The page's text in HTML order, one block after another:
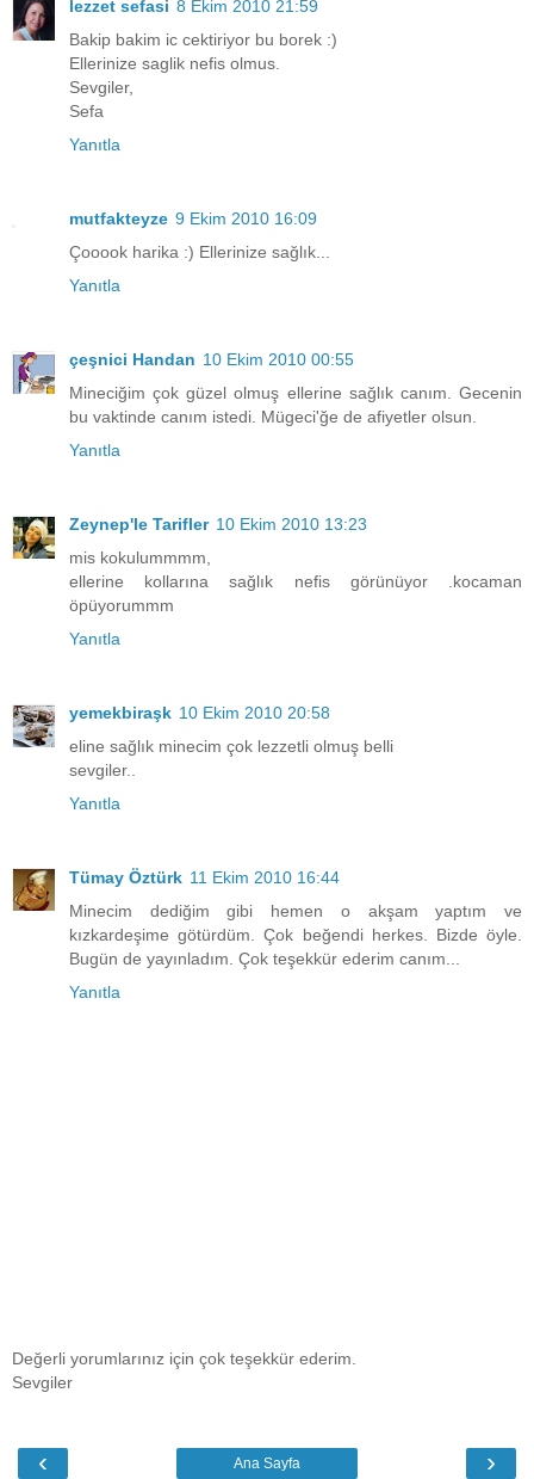
lezzet sefasi 8 Ekim 2010 21:59
Bakip bakim ic cektiriyor bu borek :)
Ellerinize saglik nefis olmus.
Sevgiler,
Sefa
Yanıtla
mutfakteyze 9 Ekim 2010 16:09
Çooook harika :) Ellerinize sağlık...
Yanıtla
çeşnici Handan 10 Ekim 2010 00:55
Mineciğim çok güzel olmuş ellerine sağlık canım. Gecenin
bu vaktinde canım istedi. Mügeci'ğe de afiyetler olsun.
Yanıtla
Zeynep'le Tarifler 10 Ekim 2010 13:23
mis kokulummmm,
ellerine kollarına sağlık nefis görünüyor .kocaman
öpüyorummm
Yanıtla
yemekbiraşk 10 Ekim 2010 20:58
eline sağlık minecim çok lezzetli olmuş belli
sevgiler..
Yanıtla
Tümay Öztürk 11 Ekim 2010 16:44
Minecim dediğim gibi hemen o akşam yaptım ve
kızkardeşime götürdüm. Çok beğendi herkes. Bizde öyle.
Bugün de yayınladım. Çok teşekkür ederim canım...
Yanıtla
Değerli yorumlarınız için çok teşekkür ederim.
Sevgiler
‹ ›
Ana Sayfa